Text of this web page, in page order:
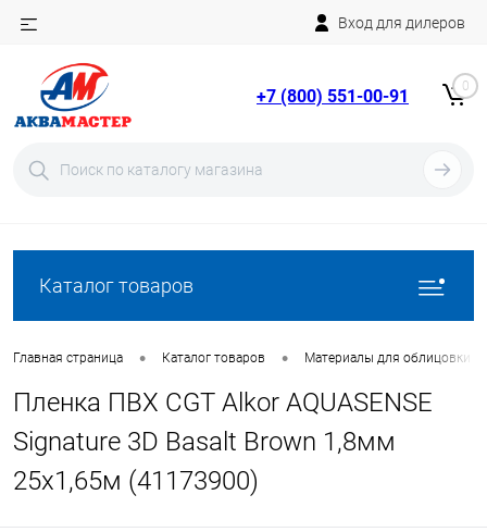
Вход для дилеров
+7 (800) 551-00-91 0
Каталог товаров
Главная страница • Каталог товаров • Материалы для облицовки
Пленка ПВХ CGT Alkor AQUASENSE
Signature 3D Basalt Brown 1,8мм
25х1,65м (41173900)